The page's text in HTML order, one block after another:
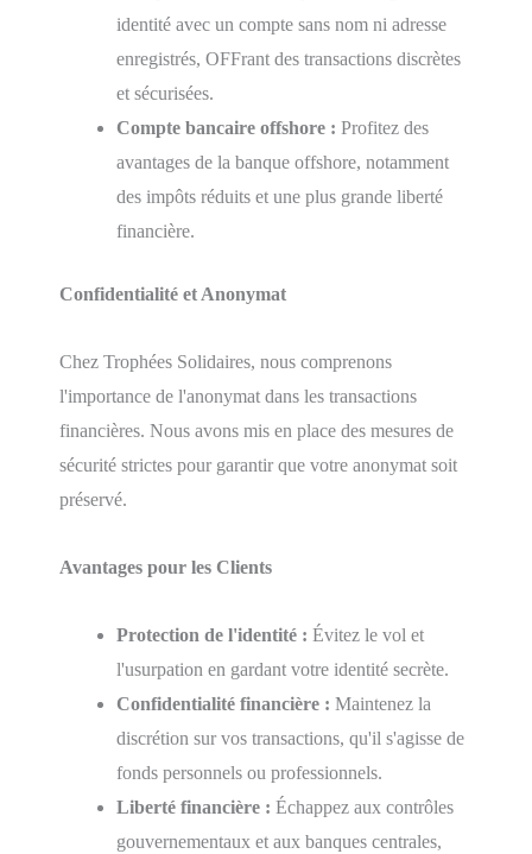
identité avec un compte sans nom ni adresse
enregistrés, OFFrant des transactions discrètes
et sécurisées.
Compte bancaire offshore : Profitez des
avantages de la banque offshore, notamment
des impôts réduits et une plus grande liberté
financière.
Confidentialité et Anonymat
Chez Trophées Solidaires, nous comprenons
l'importance de l'anonymat dans les transactions
financières. Nous avons mis en place des mesures de
sécurité strictes pour garantir que votre anonymat soit
préservé.
Avantages pour les Clients
Protection de l'identité : Évitez le vol et
l'usurpation en gardant votre identité secrète.
Confidentialité financière : Maintenez la
discrétion sur vos transactions, qu'il s'agisse de
fonds personnels ou professionnels.
Liberté financière : Échappez aux contrôles
gouvernementaux et aux banques centrales,